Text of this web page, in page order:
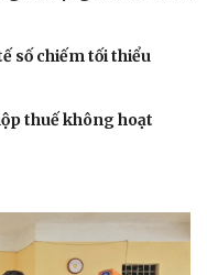
Việt
số chiếm tối thiểu
thuế không hoạt